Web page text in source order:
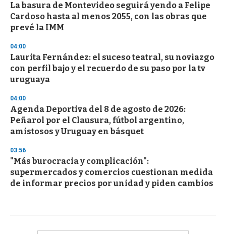
La basura de Montevideo seguirá yendo a Felipe
Cardoso hasta al menos 2055, con las obras que
prevé la IMM
04:00
Laurita Fernández: el suceso teatral, su noviazgo
con perfil bajo y el recuerdo de su paso por la tv
uruguaya
04:00
Agenda Deportiva del 8 de agosto de 2026:
Peñarol por el Clausura, fútbol argentino,
amistosos y Uruguay en básquet
03:56
"Más burocracia y complicación":
supermercados y comercios cuestionan medida
de informar precios por unidad y piden cambios